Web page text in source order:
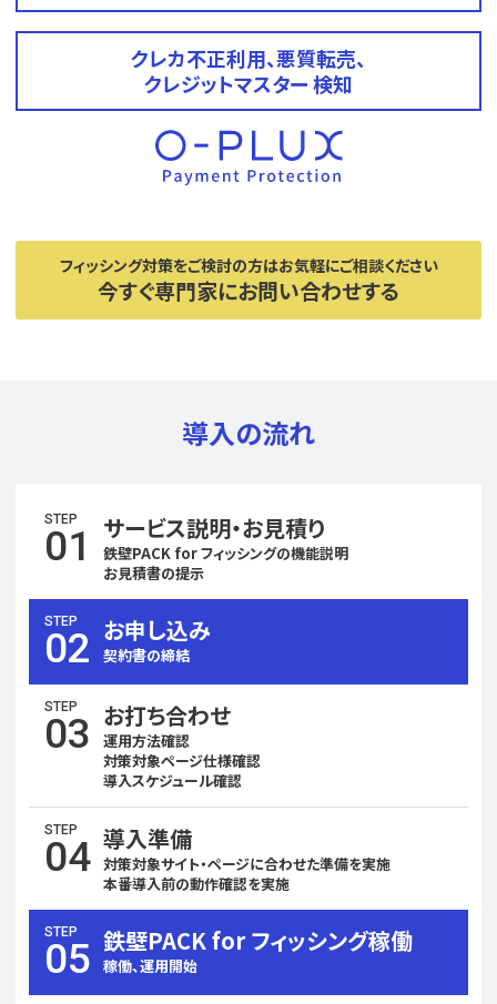
クレカ不正利用、悪質転売、
クレジットマスター 検知
フィッシング対策をご検討の方はお気軽にご相談ください
今すぐ専門家にお問い合わせする
導入の流れ
STEP
01 サービス説明・お見積り
鉄壁PACK for フィッシングの機能説明
お見積書の提示
STEP
02 お申し込み
契約書の締結
STEP
03 お打ち合わせ
運用方法確認
対策対象ページ仕様確認
導入スケジュール確認
STEP
04 導入準備
対策対象サイト・ページに合わせた準備を実施
本番導入前の動作確認を実施
STEP
05 鉄壁PACK for フィッシング稼働
稼働、運用開始